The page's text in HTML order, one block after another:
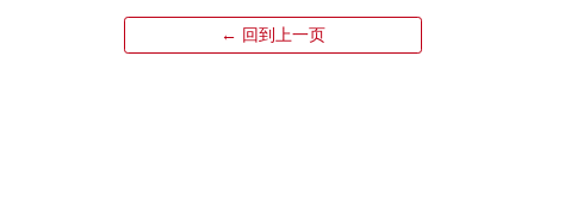
← 回到上一页